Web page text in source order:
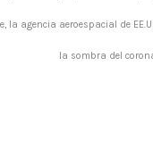
la agencia aeroespacial de
la sombra del